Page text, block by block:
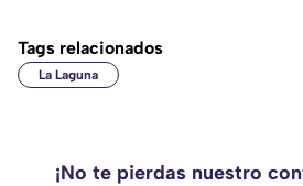
Tags relacionados
La Laguna
¡No te pierdas nuestro